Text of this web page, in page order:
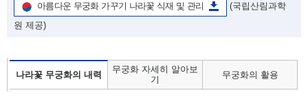
아름다운 무궁화 가꾸기 나라꽃 식재 및 관리
(국립산림과학
원 제공)
나라꽃 무궁화의 내력
무궁화 자세히 알아보
기
무궁화의 활용